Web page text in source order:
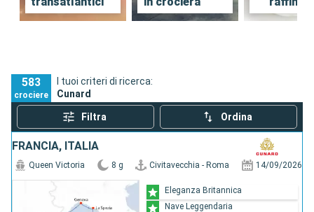
583
crociere
I tuoi criteri di ricerca:
Cunard
Filtra Ordina
FRANCIA, ITALIA
Queen Victoria 8 g Civitavecchia - Roma 14/09/2026
Eleganza Britannica
Nave Leggendaria